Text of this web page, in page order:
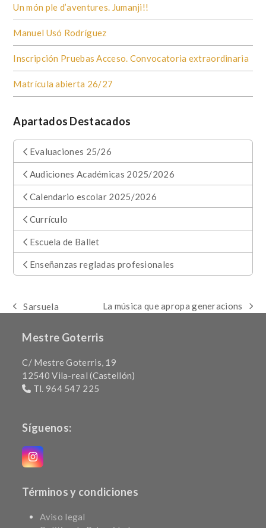
Un món ple d’aventures. Jumanji!!
Manuel Usó Rodríguez
Inscripción Pruebas Acceso. Convocatoria extraordinaria
Matrícula abierta 26/27
Apartados Destacados
Evaluaciones 25/26
Audiciones Académicas 2025/2026
Calendario escolar 2025/2026
Currículo
Escuela de Ballet
Enseñanzas regladas profesionales
previous
Sarsuela
next
La música que apropa generacions
Mestre Goterris
C/ Mestre Goterris, 19
12540 Vila-real (Castellón)
Tl. 964 547 225
Síguenos:
Instagram
Términos y condiciones
Aviso legal